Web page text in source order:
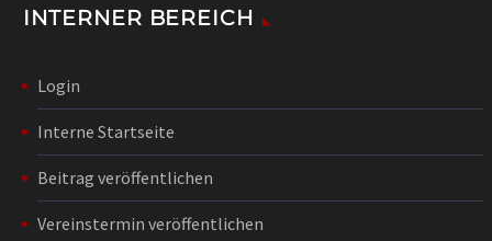
INTERNER BEREICH
Login
Interne Startseite
Beitrag veröffentlichen
Vereinstermin veröffentlichen